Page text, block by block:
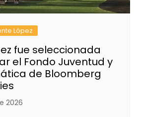
López
fue seleccionada
el Fondo Juventud y
de Bloomberg
2026